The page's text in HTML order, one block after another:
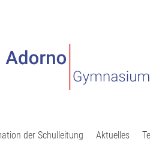
der Schulleitung Aktuelles